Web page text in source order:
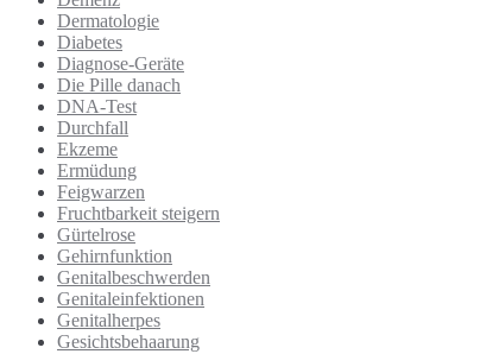
Dermatologie
Diabetes
Diagnose-Geräte
Die Pille danach
DNA-Test
Durchfall
Ekzeme
Ermüdung
Feigwarzen
Fruchtbarkeit steigern
Gürtelrose
Gehirnfunktion
Genitalbeschwerden
Genitaleinfektionen
Genitalherpes
Gesichtsbehaarung